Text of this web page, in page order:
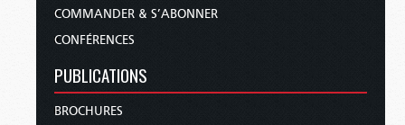
COMMANDER & S’ABONNER
CONFÉRENCES
PUBLICATIONS
BROCHURES